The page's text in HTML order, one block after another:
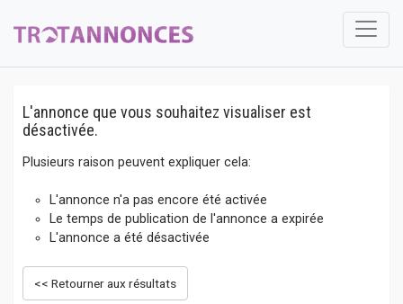
L'annonce que vous souhaitez visualiser est
désactivée.
Plusieurs raison peuvent expliquer cela:
L'annonce n'a pas encore été activée
Le temps de publication de l'annonce a expirée
L'annonce a été désactivée
<< Retourner aux résultats